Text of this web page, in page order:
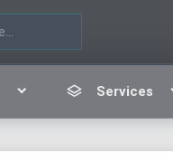
Services